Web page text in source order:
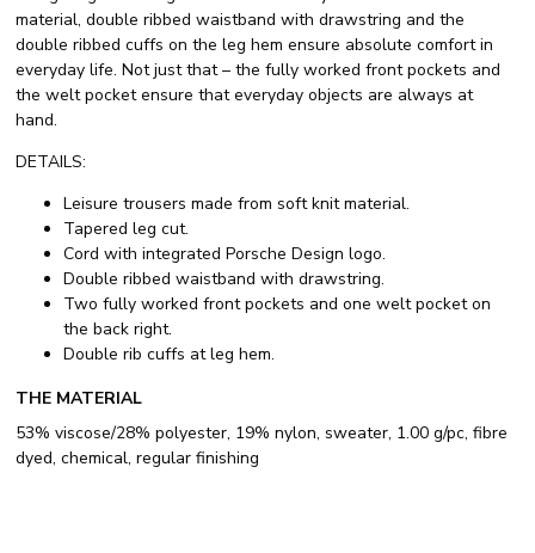
material, double ribbed waistband with drawstring and the
double ribbed cuffs on the leg hem ensure absolute comfort in
everyday life. Not just that – the fully worked front pockets and
the welt pocket ensure that everyday objects are always at
hand.
DETAILS:
Leisure trousers made from soft knit material.
Tapered leg cut.
Cord with integrated Porsche Design logo.
Double ribbed waistband with drawstring.
Two fully worked front pockets and one welt pocket on
the back right.
Double rib cuffs at leg hem.
THE MATERIAL
53% viscose/28% polyester, 19% nylon, sweater, 1.00 g/pc, fibre
dyed, chemical, regular finishing